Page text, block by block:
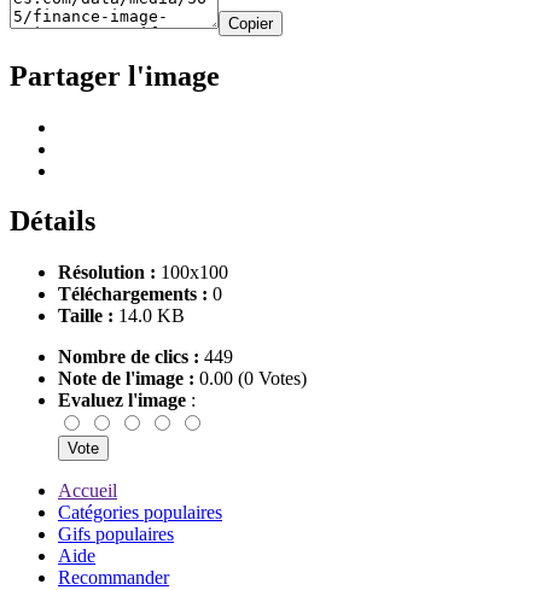
Copier
Partager l'image
Détails
Résolution : 100x100
Téléchargements : 0
Taille : 14.0 KB
Nombre de clics : 449
Note de l'image : 0.00 (0 Votes)
Evaluez l'image :
Accueil
Catégories populaires
Gifs populaires
Aide
Recommander